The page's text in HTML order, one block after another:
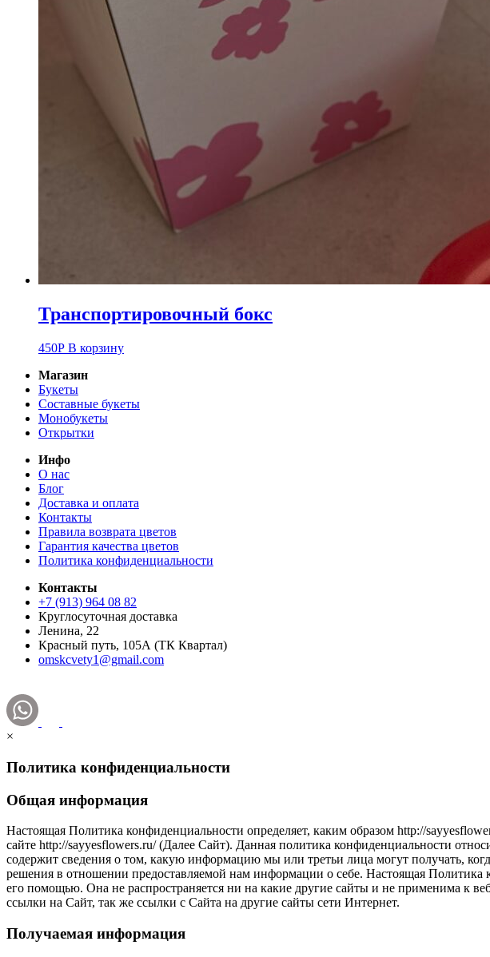
Транспортировочный бокс
450Р В корзину
Магазин
Букеты
Составные букеты
Монобукеты
Открытки
Инфо
О нас
Блог
Доставка и оплата
Контакты
Правила возврата цветов
Гарантия качества цветов
Политика конфиденциальности
Контакты
+7 (913) 964 08 82
Круглосуточная доставка
Ленина, 22
Красный путь, 105А (ТК Квартал)
omskcvety1@gmail.com
×
Политика конфиденциальности
Общая информация
Настоящая Политика конфиденциальности определяет, каким образом http://
сайте http://sayyesflowers.ru/ (Далее Cайт). Данная политика конфиденциальности
содержит сведения о том, какую информацию мы или третьи лица могут получать,
решения в отношении предоставляемой нам информации о себе. Настоящая
его помощью. Она не распространяется ни на какие другие сайты и не применима к
ссылки на Сайт, так же ссылки с Сайта на другие сайты сети Интернет.
Получаемая информация